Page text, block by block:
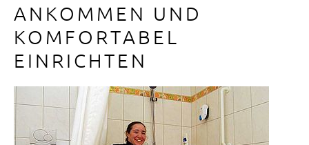
ANKOMMEN UND
KOMFORTABEL
EINRICHTEN